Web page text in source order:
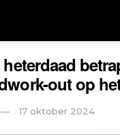
out op
17 oktober 2024